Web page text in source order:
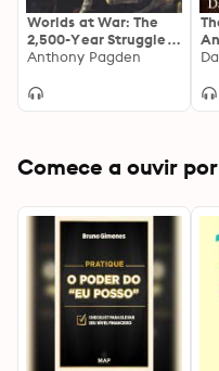
Worlds at War: The
2,500-Year Struggle
Between East and
Anthony Pagden
Comece a ouvir